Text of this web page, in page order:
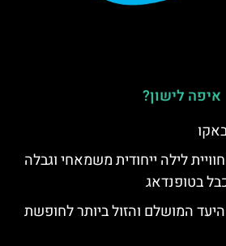
איפה לישון?
לילה ייחודית משמאחי וגבלה
בטופנדאג
המושלם והזול ביותר לחופשת